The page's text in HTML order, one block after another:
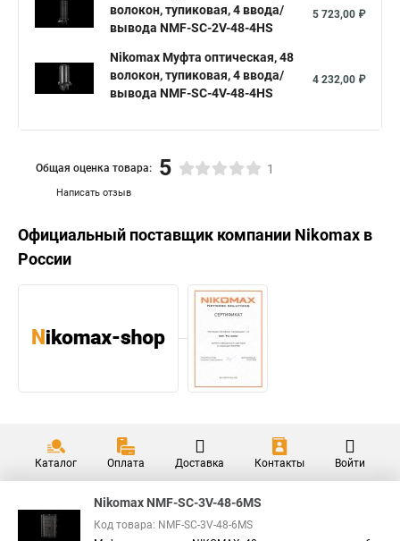
волокон, тупиковая, 4 ввода/
вывода NMF-SC-2V-48-4HS
5 723,00 ₽
Nikomax Муфта оптическая, 48
волокон, тупиковая, 4 ввода/
вывода NMF-SC-4V-48-4HS
4 232,00 ₽
Написать отзыв
Общая оценка товара: 5 1
Официальный поставщик компании Nikomax в
России
Каталог Оплата Доставка Контакты Войти
Nikomax NMF-SC-3V-48-6MS
Код товара: NMF-SC-3V-48-6MS